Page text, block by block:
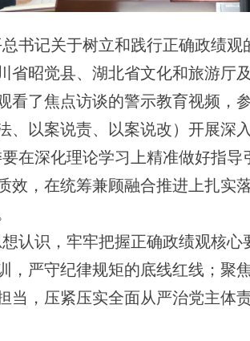
书记关于树立和践行正确政绩
省昭觉县、湖北省文化和旅游厅
看了焦点访谈的警示教育视频，
、以案说责、以案说改）开展深入
在深化理论学习上精准做好指
效，在统筹兼顾融合推进上扎实
认识，牢牢把握正确政绩观核
，严守纪律规矩的底线红线；聚
当，压紧压实全面从严治党主体